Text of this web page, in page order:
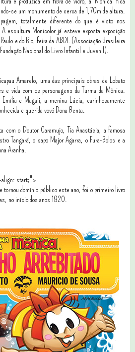
se um monumento de cerca de 1,70m de altura.
totalmente diferente do que é visto nos
escultura Monicolor já esteve exposta exposição
e do Rio, feira da ABDL (Associação Brasileira
Nacional do Livro Infantil e Juvenil).
Amarelo, uma das principais obras de Lobato
vida com os personagens da Turma da Mônica.
e Magali, a menina Lúcia, carinhosamente
e querida vovó Dona Benta.
com o Doutor Caramujo, Tia Anastácia, a famosa
Tangará, o sapo Major Agarra, o Fura-Bolos e a
Aranha.
start;">
tornou domínio público este ano, foi o primeiro livro
no início dos anos 1920.